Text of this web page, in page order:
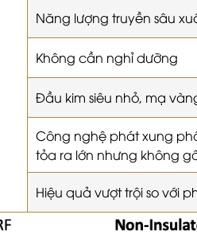
Năng lượng truyền sâu
Không cần nghỉ dưỡng
Đầu kim siêu nhỏ, mạ
Công nghệ phát xung
tỏa ra lớn nhưng không
Hiệu quả vượt trội so với